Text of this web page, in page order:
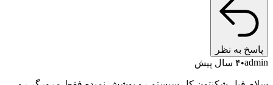
پاسخ به نظر
admin ۴ سال پیش